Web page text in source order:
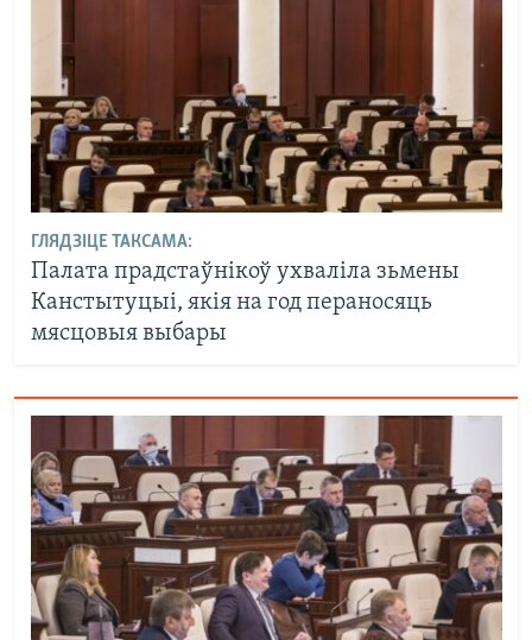
ГЛЯДЗІЦЕ ТАКСАМА:
Палата прадстаўнікоў ухваліла зьмены
Канстытуцыі, якія на год пераносяць
мясцовыя выбары